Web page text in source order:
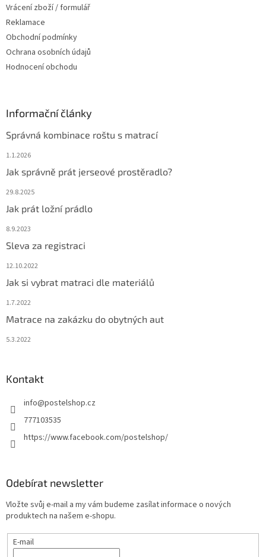
Vrácení zboží / formulář
Reklamace
Obchodní podmínky
Ochrana osobních údajů
Hodnocení obchodu
Informační články
Správná kombinace roštu s matrací
1.1.2026
Jak správně prát jerseové prostěradlo?
29.8.2025
Jak prát ložní prádlo
8.9.2023
Sleva za registraci
12.10.2022
Jak si vybrat matraci dle materiálů
1.7.2022
Matrace na zakázku do obytných aut
5.3.2022
Kontakt
info@postelshop.cz
777103535
https://www.facebook.com/postelshop/
Odebírat newsletter
Vložte svůj e-mail a my vám budeme zasílat informace o nových
produktech na našem e-shopu.
E-mail